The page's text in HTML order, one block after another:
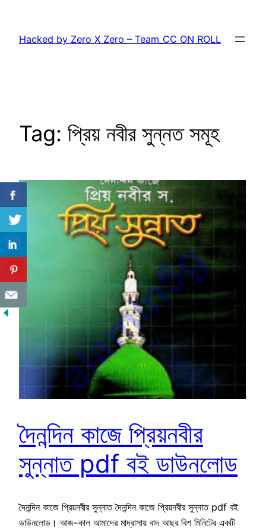
content
Hacked by Zero X Zero – Team_CC ON ROLL
Tag: প্রিয় নবীর সুন্নত সমূহ
দৈনন্দিন কাজে প্রিয়নবীর
সুন্নাত pdf বই ডাউনলোড
দৈনন্দিন কাজে প্রিয়নবীর সুন্নাত দৈনন্দিন কাজে প্রিয়নবীর সুন্নাত pdf বই
ডাউনলোড। আজ-কাল আমাদের মাদ্রাসায় বাদ আছর বিশ মিনিটের একটি